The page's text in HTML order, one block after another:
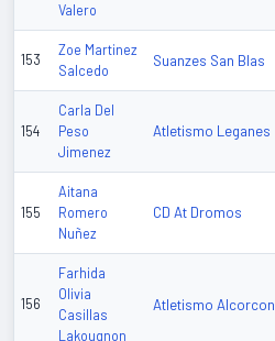
Valero
153
Zoe Martinez
Salcedo
Suanzes San Blas
154
Carla Del
Peso
Jimenez
Atletismo Leganes
155
Aitana
Romero
Nuñez
CD At Dromos
156
Farhida
Olivia
Casillas
Lakougnon
Atletismo Alcorcon